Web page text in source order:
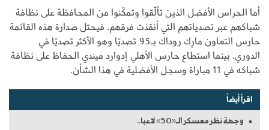
أما الحراس الأفضل الذين تألّقوا وتمكّنوا من المحافظة على نظافة
شباكهم عبر تصدياتهم التي أنقذت فرقهم، فيحتل صدارة هذه القائمة
حارس التعاون مارِك روداك بـ95 تصديًا وهو الأكثر تصديًا في
الدوري، بينما استطاع حارس الأهلي إدوارد ميندي الحفاظ على نظافة
شباكه في 11 مباراة وسجل الأفضلية في هذا الشأن.
اقرأ أيضاً
وجهة نظر معسكر الـ«50» لاعبا..